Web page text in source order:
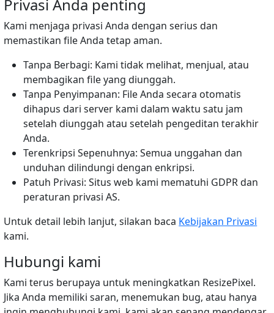
Privasi Anda penting
Kami menjaga privasi Anda dengan serius dan
memastikan file Anda tetap aman.
Tanpa Berbagi: Kami tidak melihat, menjual, atau
membagikan file yang diunggah.
Tanpa Penyimpanan: File Anda secara otomatis
dihapus dari server kami dalam waktu satu jam
setelah diunggah atau setelah pengeditan terakhir
Anda.
Terenkripsi Sepenuhnya: Semua unggahan dan
unduhan dilindungi dengan enkripsi.
Patuh Privasi: Situs web kami mematuhi GDPR dan
peraturan privasi AS.
Untuk detail lebih lanjut, silakan baca Kebijakan Privasi
kami.
Hubungi kami
Kami terus berupaya untuk meningkatkan ResizePixel.
Jika Anda memiliki saran, menemukan bug, atau hanya